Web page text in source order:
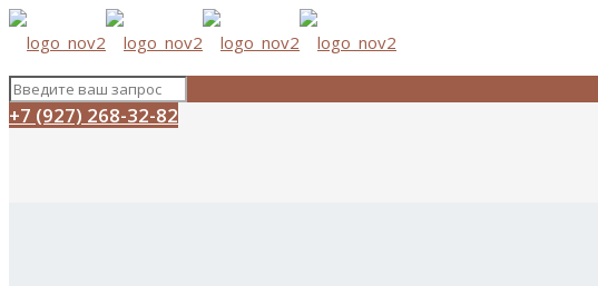
+7 (927) 268-32-82